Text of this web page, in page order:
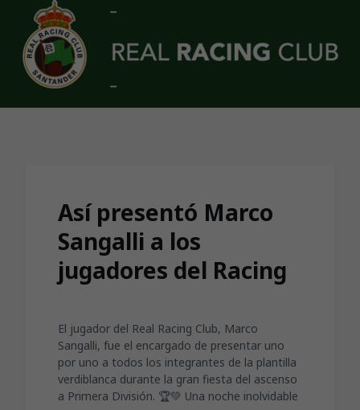
Skip to main content
Así presentó Marco
Sangalli a los
jugadores del Racing
El jugador del Real Racing Club, Marco
Sangalli, fue el encargado de presentar uno
por uno a todos los integrantes de la plantilla
verdiblanca durante la gran fiesta del ascenso
a Primera División. 🏆💚 Una noche inolvidable